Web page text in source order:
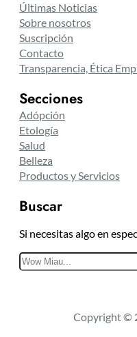
Últimas Noticias
Sobre nosotros
Suscripción
Contacto
Transparencia, Ética
Secciones
Adópción
Etología
Salud
Belleza
Productos y Servicios
Buscar
Si necesitas algo en
Copyright ©